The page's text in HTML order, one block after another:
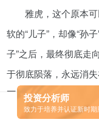
资鲸精选 | 兰亭集势
资鲸精选 | 股权投资频频下车的“个
人LP”
11-28
雅虎，这个原本可
软的“儿子”，却像“孙
子”之后，最终彻底走
于彻底陨落，永远消
正式终结。
2
投资分析师
致力于培养并认证新时